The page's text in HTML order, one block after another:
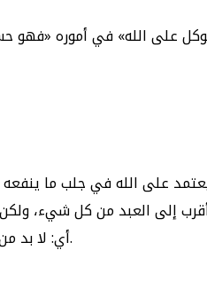
على الله في جلب ما
إلى العبد من كل شيء،
أي: لا بد من نفوذ قضائه وقدره، ولكنه قَدْ جَعَلَ اللَّهُ لِكُلِّ شَيْءٍ قَدْرًا أي: وقتًا ومقدارًا، لا يتعداه ولا يقصر عنه.